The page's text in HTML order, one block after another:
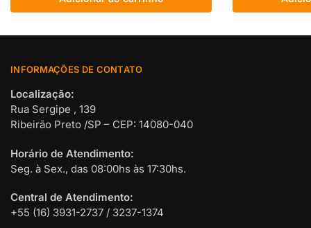
INFORMAÇÕES DE CONTATO
Localização:
Rua Sergipe , 139
Ribeirão Preto /SP – CEP: 14080-040
Horário de Atendimento:
Seg. à Sex., das 08:00hs às 17:30hs.
Central de Atendimento:
+55 (16) 3931-2737 / 3237-1374